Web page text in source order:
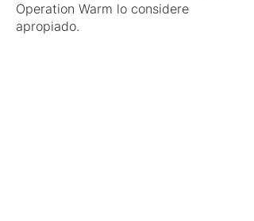
Operation Warm lo considere
apropiado.